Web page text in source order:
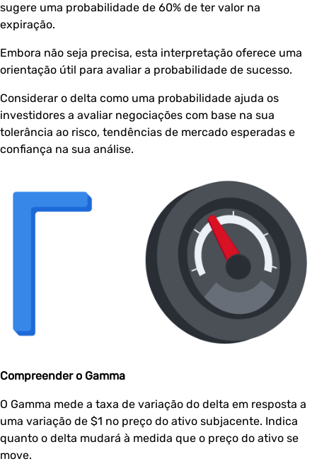
sugere uma probabilidade de 60% de ter valor na
expiração.
Embora não seja precisa, esta interpretação oferece uma
orientação útil para avaliar a probabilidade de sucesso.
Considerar o delta como uma probabilidade ajuda os
investidores a avaliar negociações com base na sua
tolerância ao risco, tendências de mercado esperadas e
confiança na sua análise.
Compreender o Gamma
O Gamma mede a taxa de variação do delta em resposta a
uma variação de $1 no preço do ativo subjacente. Indica
quanto o delta mudará à medida que o preço do ativo se
move.